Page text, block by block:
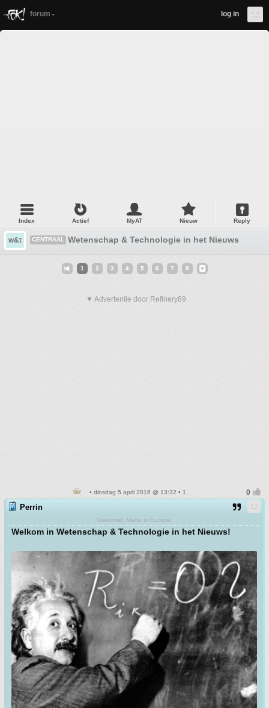
forum log in
Index Actief MyAT Nieuw Reply
w&t CENTRAAL Wetenschap & Technologie in het Nieuws #4
1 2 3 4 5 6 7 8
▼ Advertentie door Refinery89
• dinsdag 5 april 2016 @ 13:32 • 1
Perrin
Toekomst. Made in Europe.
Welkom in Wetenschap & Technologie in het Nieuws!